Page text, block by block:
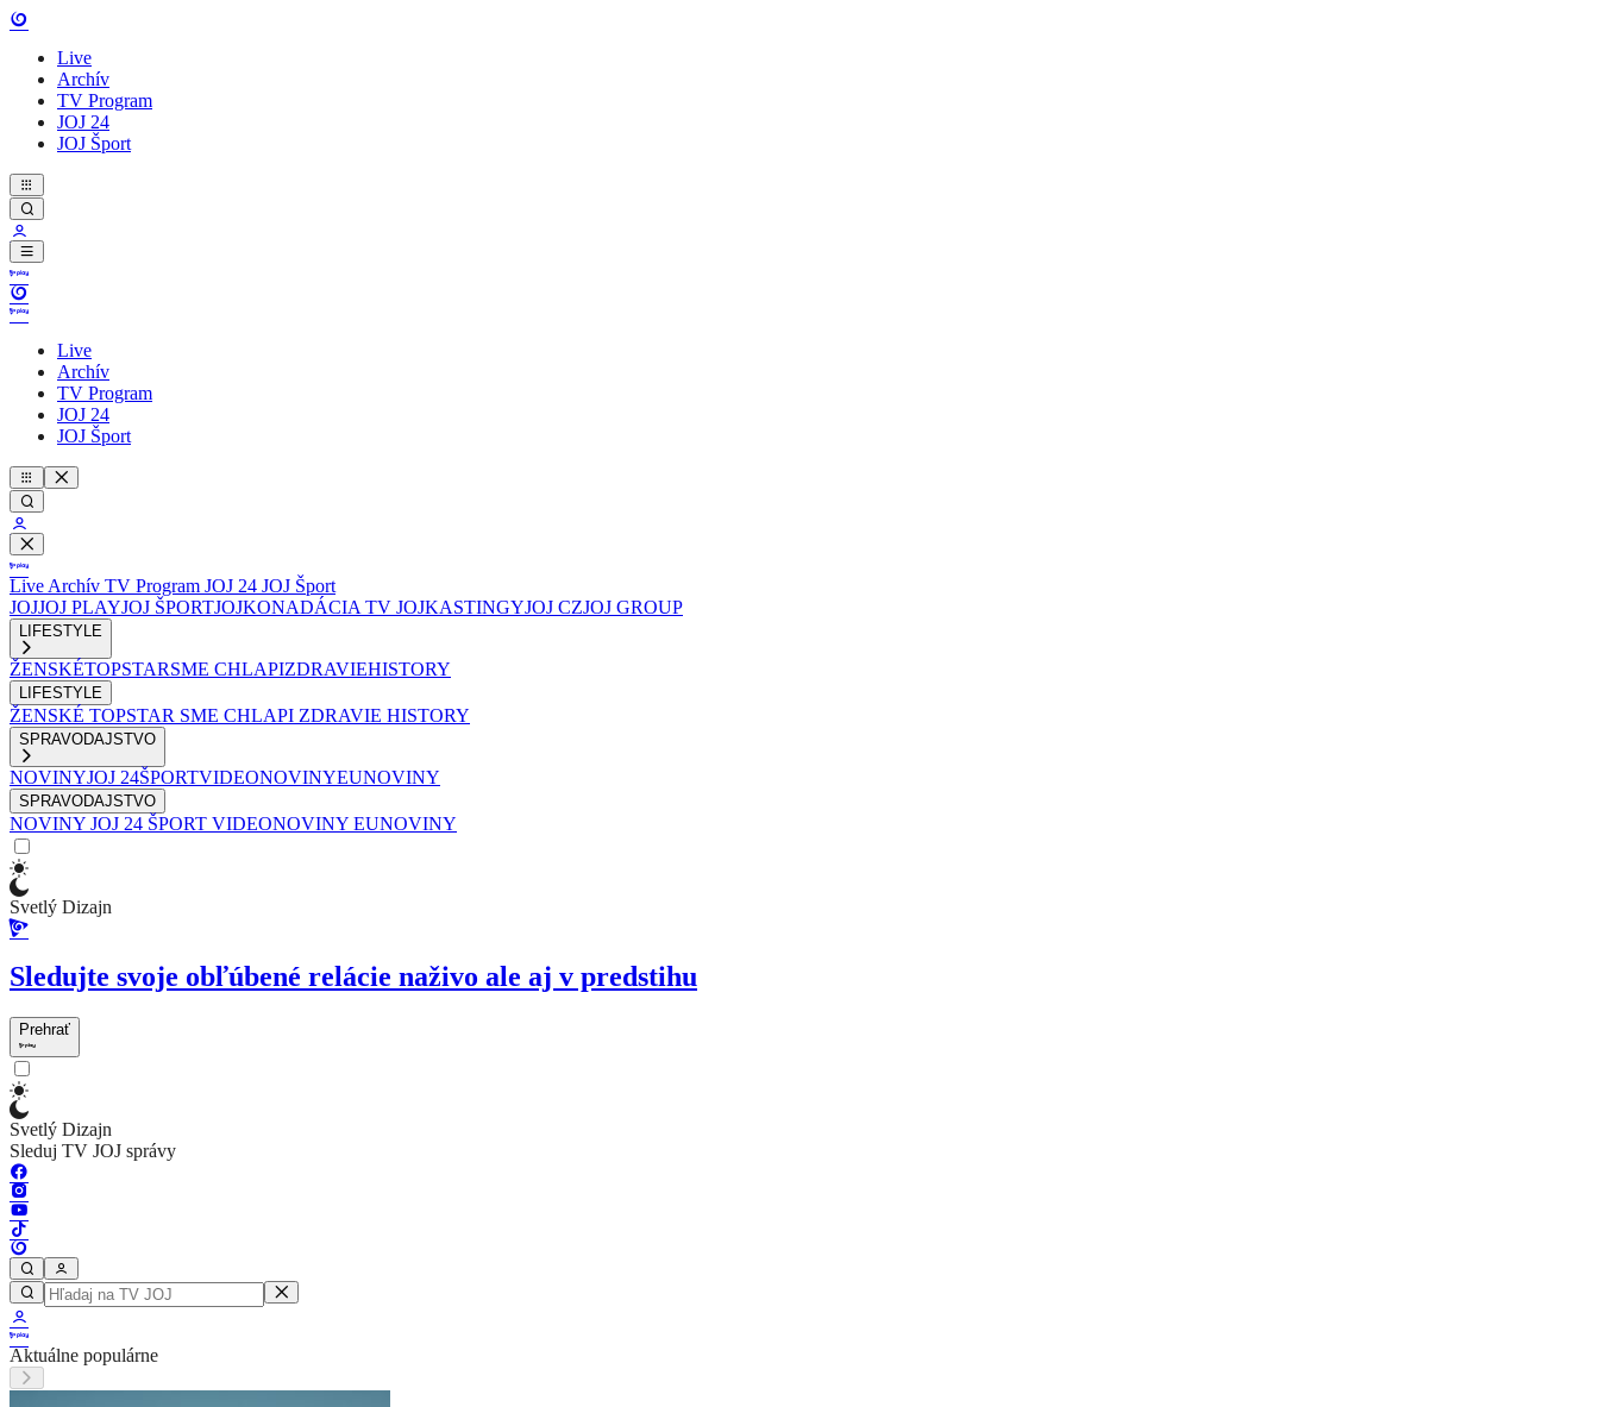
Live
Archív
TV Program
JOJ 24
JOJ Šport
Live
Archív
TV Program
JOJ 24
JOJ Šport
Live Archív TV Program JOJ 24 JOJ Šport
JOJJOJ PLAYJOJ ŠPORTJOJKONADÁCIA TV JOJKASTINGYJOJ CZJOJ GROUP
LIFESTYLE
ŽENSKÉTOPSTARSME CHLAPIZDRAVIEHISTORY
LIFESTYLE
ŽENSKÉ TOPSTAR SME CHLAPI ZDRAVIE HISTORY
SPRAVODAJSTVO
NOVINYJOJ 24ŠPORTVIDEONOVINYEUNOVINY
SPRAVODAJSTVO
NOVINY JOJ 24 ŠPORT VIDEONOVINY EUNOVINY
Svetlý Dizajn
Sledujte svoje obľúbené relácie naživo ale aj v predstihu
Prehrať
Svetlý Dizajn
Sleduj TV JOJ správy
Aktuálne populárne